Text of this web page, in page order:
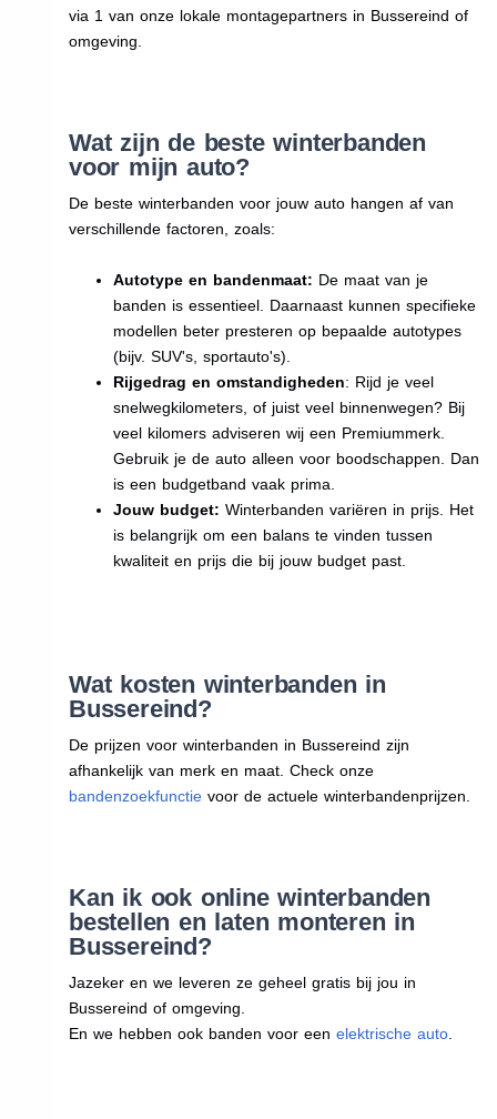
via 1 van onze lokale montagepartners in Bussereind of
omgeving.
Wat zijn de beste winterbanden
voor mijn auto?
De beste winterbanden voor jouw auto hangen af van
verschillende factoren, zoals:
Autotype en bandenmaat: De maat van je
banden is essentieel. Daarnaast kunnen specifieke
modellen beter presteren op bepaalde autotypes
(bijv. SUV's, sportauto's).
Rijgedrag en omstandigheden: Rijd je veel
snelwegkilometers, of juist veel binnenwegen? Bij
veel kilomers adviseren wij een Premiummerk.
Gebruik je de auto alleen voor boodschappen. Dan
is een budgetband vaak prima.
Jouw budget: Winterbanden variëren in prijs. Het
is belangrijk om een balans te vinden tussen
kwaliteit en prijs die bij jouw budget past.
Wat kosten winterbanden in
Bussereind?
De prijzen voor winterbanden in Bussereind zijn
afhankelijk van merk en maat. Check onze
bandenzoekfunctievoor de actuele winterbandenprijzen.
Kan ik ook online winterbanden
bestellen en laten monteren in
Bussereind?
Jazeker en we leveren ze geheel gratis bij jou in
Bussereind of omgeving.
En we hebben ook banden voor een elektrische auto.